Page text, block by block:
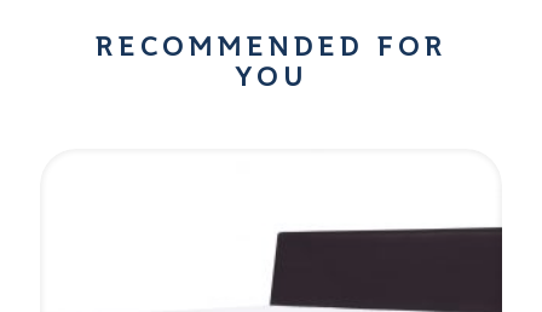
RECOMMENDED FOR
YOU